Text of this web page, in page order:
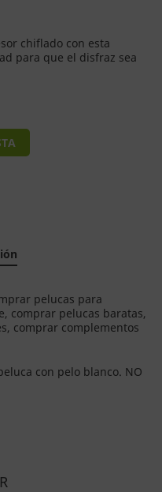
chiflado con esta
para que el disfraz sea
pelucas para
comprar pelucas baratas,
comprar complementos
con pelo blanco. NO